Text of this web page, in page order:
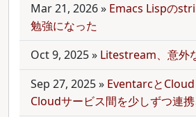
Mar 21, 2026» Emacs Lispの
勉強になった
Oct 9, 2025» Litestream、意外
Sep 27, 2025» Eventarcと
Cloudサービス間を少しずつ連